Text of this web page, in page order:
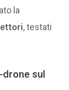
la
, testati
sul